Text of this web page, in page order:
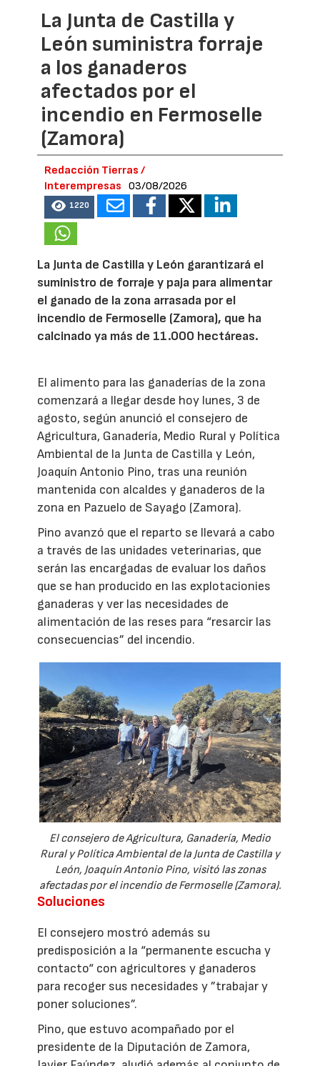
La Junta de Castilla y
León suministra forraje
a los ganaderos
afectados por el
incendio en Fermoselle
(Zamora)
Redacción Tierras /
Interempresas
03/08/2026
1220
La Junta de Castilla y León garantizará el
suministro de forraje y paja para alimentar
el ganado de la zona arrasada por el
incendio de Fermoselle (Zamora), que ha
calcinado ya más de 11.000 hectáreas.
El alimento para las ganaderías de la zona
comenzará a llegar desde hoy lunes, 3 de
agosto, según anunció el consejero de
Agricultura, Ganadería, Medio Rural y Política
Ambiental de la Junta de Castilla y León,
Joaquín Antonio Pino, tras una reunión
mantenida con alcaldes y ganaderos de la
zona en Pazuelo de Sayago (Zamora).
Pino avanzó que el reparto se llevará a cabo
a través de las unidades veterinarias, que
serán las encargadas de evaluar los daños
que se han producido en las explotacionies
ganaderas y ver las necesidades de
alimentación de las reses para “resarcir las
consecuencias” del incendio.
El consejero de Agricultura, Ganadería, Medio
Rural y Política Ambiental de la Junta de Castilla y
León, Joaquín Antonio Pino, visitó las zonas
afectadas por el incendio de Fermoselle (Zamora).
Soluciones
El consejero mostró además su
predisposición a la “permanente escucha y
contacto“ con agricultores y ganaderos
para recoger sus necesidades y ”trabajar y
poner soluciones”.
Pino, que estuvo acompañado por el
presidente de la Diputación de Zamora,